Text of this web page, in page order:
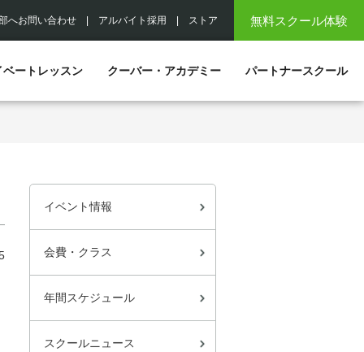
無料スクール体験
へお問い合わせ アルバイト採用 ストア
ベートレッスン クーバー・アカデミー パートナースクール
イベント情報
会費・クラス
年間スケジュール
スクールニュース